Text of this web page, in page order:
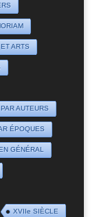
ARTS
AUTEURS
ÉPOQUES
GÉNÉRAL
XVIIe SIÈCLE